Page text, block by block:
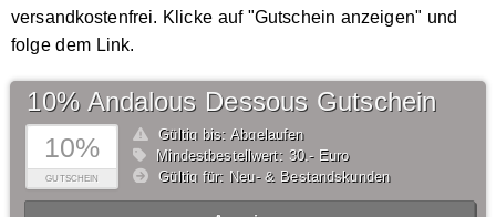
versandkostenfrei. Klicke auf "Gutschein anzeigen" und
folge dem Link.
10%
GUTSCHEIN
10% Andalous Dessous Gutschein
Gültig bis: Abgelaufen
Mindestbestellwert: 30,- Euro
Gültig für: Neu- & Bestandskunden